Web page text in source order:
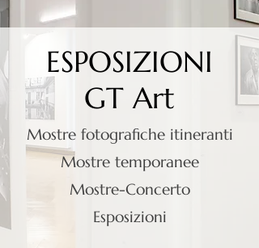
ESPOSIZIONI
GT Art
Mostre fotografiche itineranti
Mostre temporanee
Mostre-Concerto
Esposizioni